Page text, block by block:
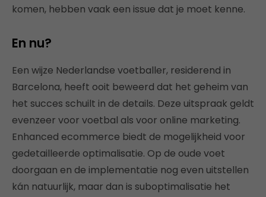
komen, hebben vaak een issue dat je moet kenne.
En nu?
Een wijze Nederlandse voetballer, residerend in
Barcelona, heeft ooit beweerd dat het geheim van
het succes schuilt in de details. Deze uitspraak geldt
evenzeer voor voetbal als voor online marketing.
Enhanced ecommerce biedt de mogelijkheid voor
gedetailleerde optimalisatie. Op de oude voet
doorgaan en de implementatie nog even uitstellen
kán natuurlijk, maar dan is suboptimalisatie het